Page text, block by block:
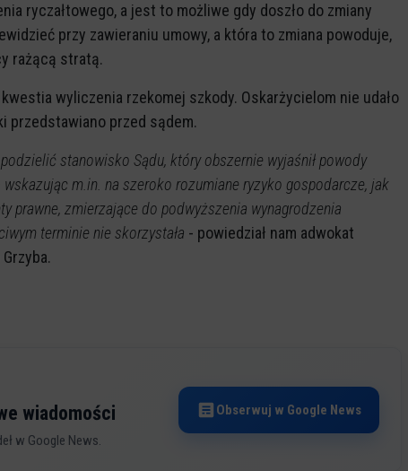
ryczałtowego, a jest to możliwe gdy doszło do zmiany
przy zawieraniu umowy, a która to zmiana powoduje,
rażącą stratą.
wyliczenia rzekomej szkody. Oskarżycielom nie udało
przedstawiano przed sądem.
stanowisko Sądu, który obszernie wyjaśnił powody
wskazując m.in. na szeroko rozumiane ryzyko gospodarcze, jak
prawne, zmierzające do podwyższenia wynagrodzenia
terminie nie skorzystała - powiedział nam adwokat
wiadomości
w Google News.
Obserwuj w Google News